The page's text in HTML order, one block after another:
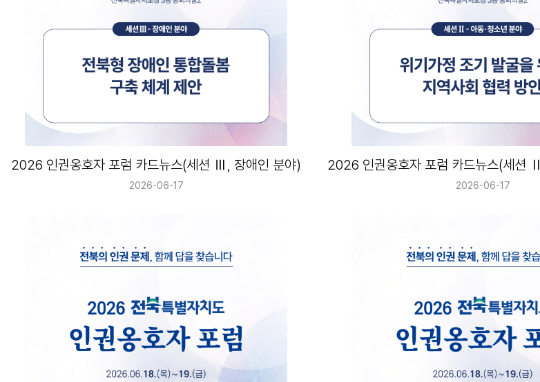
2026 인권옹호자 포럼 카드뉴스(세션 Ⅲ, 장애인 분야)
2026-06-17 2026-06-17